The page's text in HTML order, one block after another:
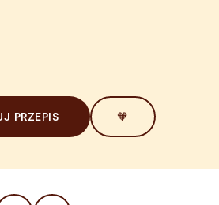
PRZEPIS 🧡